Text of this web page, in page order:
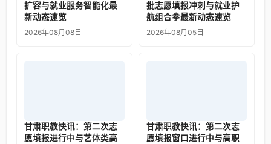
扩容与就业服务智能化最
新动态速览
2026年08月08日
批志愿填报冲刺与就业护
航组合拳最新动态速览
2026年08月05日
甘肃职教快讯：第二次志
愿填报进行中与艺体类高
甘肃职教快讯：第二次志
愿填报窗口进行中与高职